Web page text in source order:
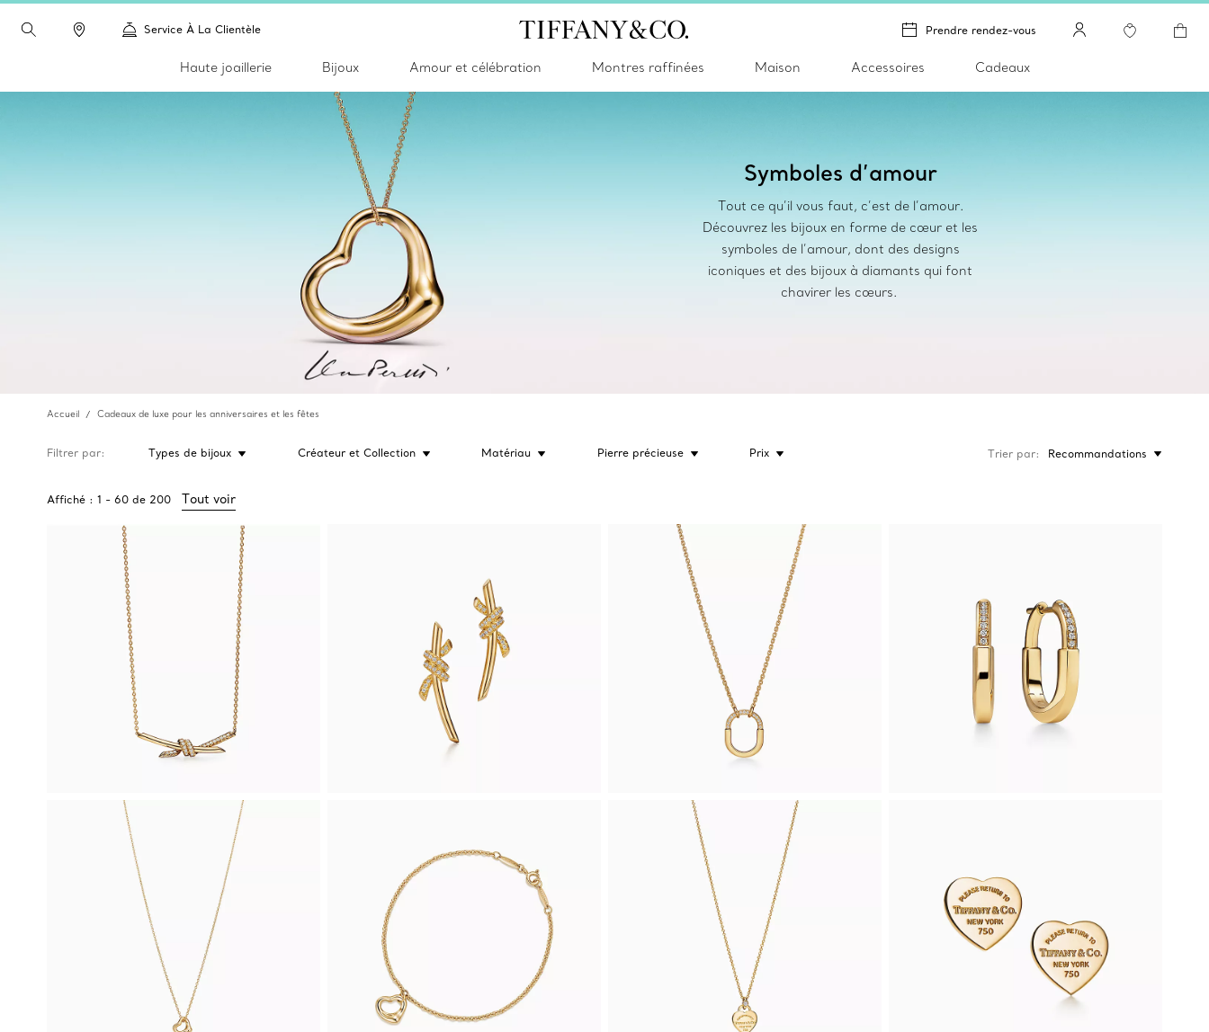
Service À La Clientèle Prendre rendez-vous
Haute joaillerie Bijoux Amour et célébration Montres raffinées Maison Accessoires Cadeaux
Symboles d’amour
Tout ce qu’il vous faut, c’est de l’amour.
Découvrez les bijoux en forme de cœur et les
symboles de l’amour, dont des designs
iconiques et des bijoux à diamants qui font
chavirer les cœurs.
Accueil Cadeaux de luxe pour les anniversaires et les fêtes
Filtrer par Types de bijoux Créateur et Collection Matériau Pierre précieuse Prix
Affiché : 1 - 60 de 200 Tout voir
Trier par Recommandations